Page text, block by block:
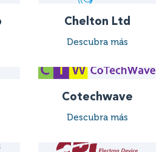
Chelton Ltd
Descubra más
Cotechwave
Descubra más